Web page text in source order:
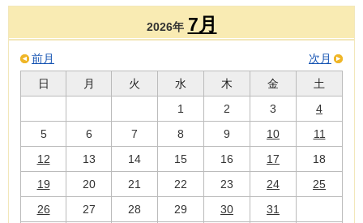
2026年 7月
前月
次月
日
月 火 水 木 金
土
1
2 3
4
5
6 7 8 9 10
11
12
13 14 15 16 17
18
19
20 21 22 23 24
25
26
27 28 29 30 31